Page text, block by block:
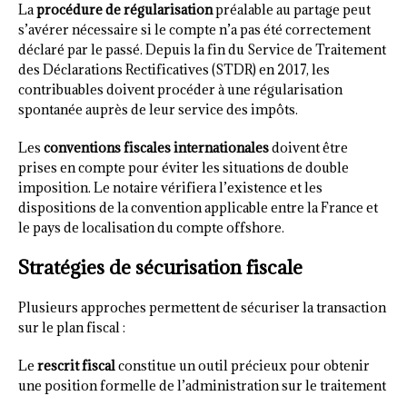
Laprocédure de régularisationpréalable au partage peut
s’avérer nécessaire si le compte n’a pas été correctement
déclaré par le passé. Depuis la fin du Service de Traitement
des Déclarations Rectificatives (STDR) en 2017, les
contribuables doivent procéder à une régularisation
spontanée auprès de leur service des impôts.
Les conventions fiscales internationalesdoivent être
prises en compte pour éviter les situations de double
imposition. Le notaire vérifiera l’existence et les
dispositions de la convention applicable entre la France et
le pays de localisation du compte offshore.
Stratégies de sécurisation fiscale
Plusieurs approches permettent de sécuriser la transaction
sur le plan fiscal :
Le rescrit fiscalconstitue un outil précieux pour obtenir
une position formelle de l’administration sur le traitement